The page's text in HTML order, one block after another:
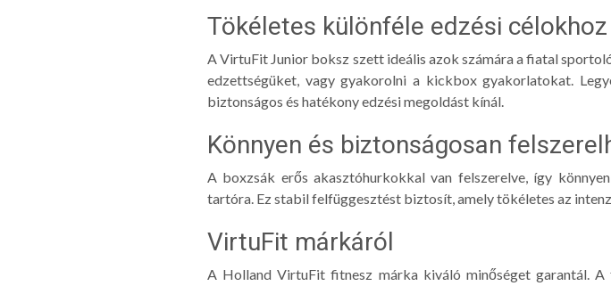
Tökéletes különféle edzési célokhoz
A VirtuFit Junior boksz szett ideális azok számára a fiatal
edzettségüket, vagy gyakorolni a kickbox gyakorlatokat.
biztonságos és hatékony edzési megoldást kínál.
Könnyen és biztonságosan
A boxzsák erős akasztóhurkokkal van felszerelve, így
tartóra. Ez stabil felfüggesztést biztosít, amely tökéletes az
VirtuFit márkáról
A Holland VirtuFit fitnesz márka kiváló minőséget garantál.